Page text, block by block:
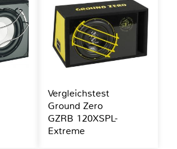
Vergleichstest
Ground Zero
GZRB 120XSPL-
Extreme